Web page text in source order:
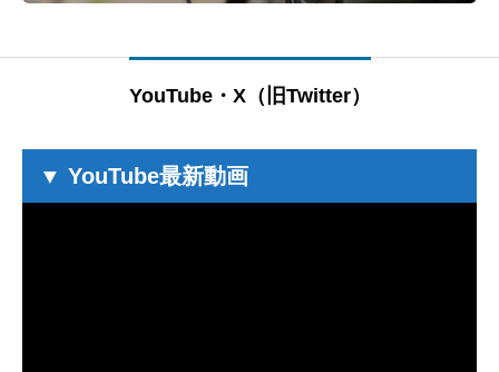
YouTube・X（旧Twitter）
▼ YouTube最新動画